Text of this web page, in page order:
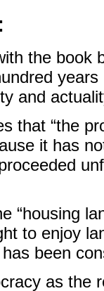
the book
and
that “the
it has
“housing
to enjoy
been
as the